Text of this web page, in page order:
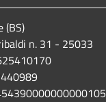
(BS)
n. 31 - 25033